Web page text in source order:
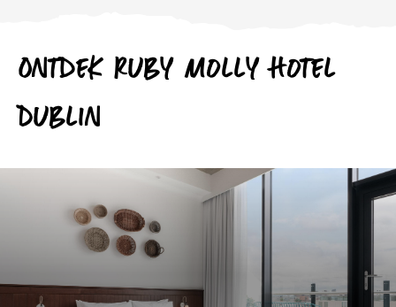
Ontdek Ruby Molly Hotel
Dublin